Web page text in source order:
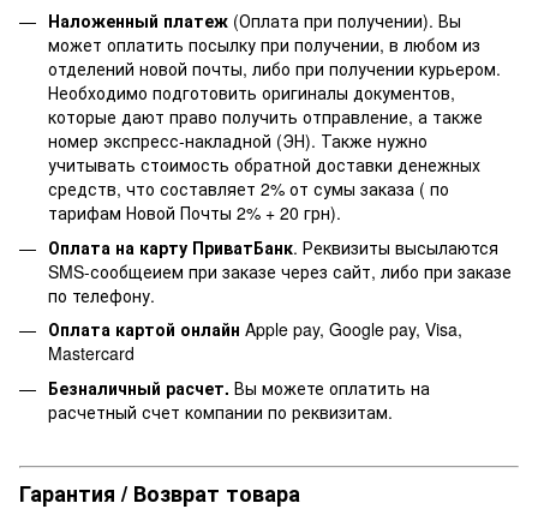
Наложенный платеж (Оплата при получении). Вы
может оплатить посылку при получении, в любом из
отделений новой почты, либо при получении курьером.
Необходимо подготовить оригиналы документов,
которые дают право получить отправление, а также
номер экспресс-накладной (ЭН). Также нужно
учитывать стоимость обратной доставки денежных
средств, что составляет 2% от сумы заказа ( по
тарифам Новой Почты 2% + 20 грн).
Оплата на карту ПриватБанк. Реквизиты высылаются
SMS-сообщеием при заказе через сайт, либо при заказе
по телефону.
Оплата картой онлайн Apple pay, Google pay, Visa,
Mastercard
Безналичный расчет. Вы можете оплатить на
расчетный счет компании по реквизитам.
Гарантия / Возврат товара